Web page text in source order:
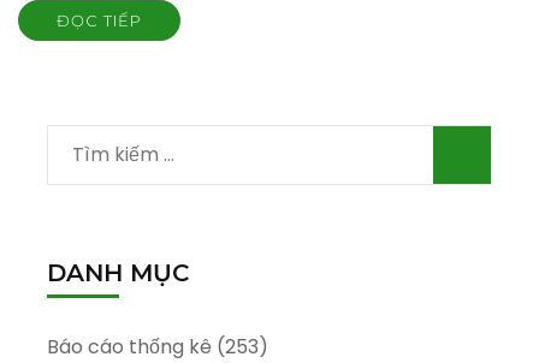
ĐỌC TIẾP
Tìm
kiếm
DANH MỤC
Báo cáo thống kê (253)